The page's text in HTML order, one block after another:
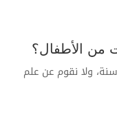
لا، الموقع غير موجه للأطفال دون سن 13 سنة، ولا نقوم عن علم